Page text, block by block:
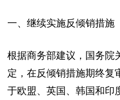
一、继续实施反倾销措施
根据商务部建议，国务院
定，在反倾销措施期终复
于欧盟、英国、韩国和印